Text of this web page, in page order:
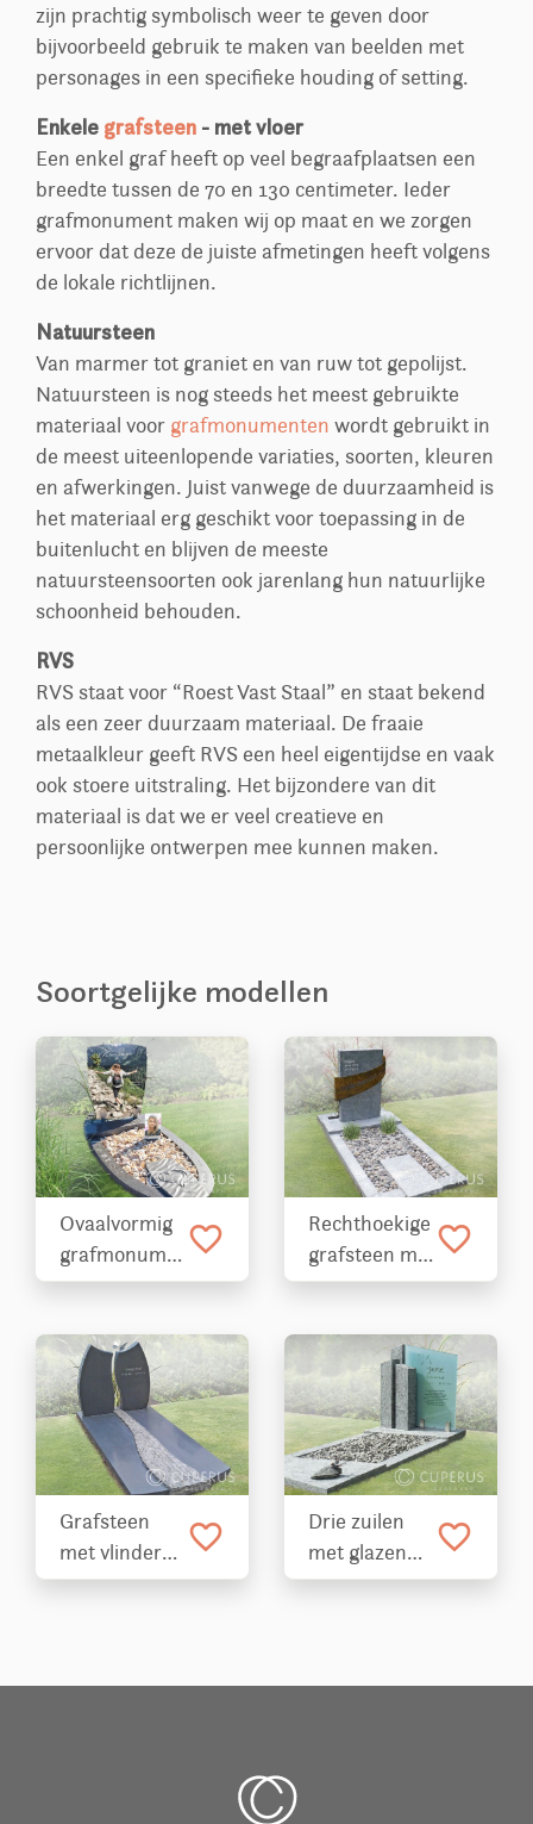
zijn prachtig symbolisch weer te geven door
bijvoorbeeld gebruik te maken van beelden met
personages in een specifieke houding of setting.
Enkele grafsteen - met vloer
Een enkel graf heeft op veel begraafplaatsen een
breedte tussen de 70 en 130 centimeter. Ieder
grafmonument maken wij op maat en we zorgen
ervoor dat deze de juiste afmetingen heeft volgens
de lokale richtlijnen.
Natuursteen
Van marmer tot graniet en van ruw tot gepolijst.
Natuursteen is nog steeds het meest gebruikte
materiaal voor grafmonumenten wordt gebruikt in
de meest uiteenlopende variaties, soorten, kleuren
en afwerkingen. Juist vanwege de duurzaamheid is
het materiaal erg geschikt voor toepassing in de
buitenlucht en blijven de meeste
natuursteensoorten ook jarenlang hun natuurlijke
schoonheid behouden.
RVS
RVS staat voor “Roest Vast Staal” en staat bekend
als een zeer duurzaam materiaal. De fraaie
metaalkleur geeft RVS een heel eigentijdse en vaak
ook stoere uitstraling. Het bijzondere van dit
materiaal is dat we er veel creatieve en
persoonlijke ontwerpen mee kunnen maken.
Soortgelijke modellen
Ovaalvormig
grafmonument
voor tiener
favorite_border
Rechthoekige
grafsteen met
Bronzen RVS
favorite_border
Grafsteen
met vlinder
en rivier van
favorite_border
Drie zuilen
met glazen
tekstplaat
favorite_border